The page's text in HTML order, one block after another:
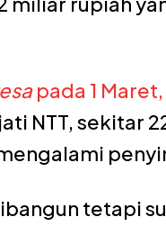
pada 1 Maret,
NTT, sekitar
tetapi